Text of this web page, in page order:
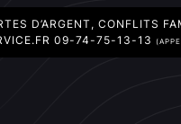
D’ARGENT, CONFLITS
09-74-75-13-13